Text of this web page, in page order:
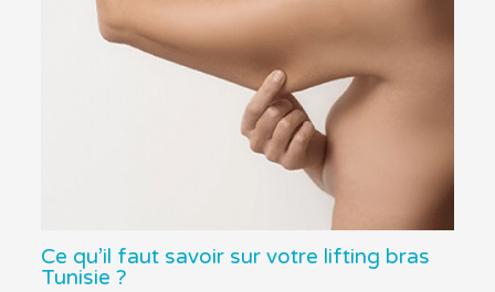
Ce qu’il faut savoir sur votre lifting bras
Tunisie ?